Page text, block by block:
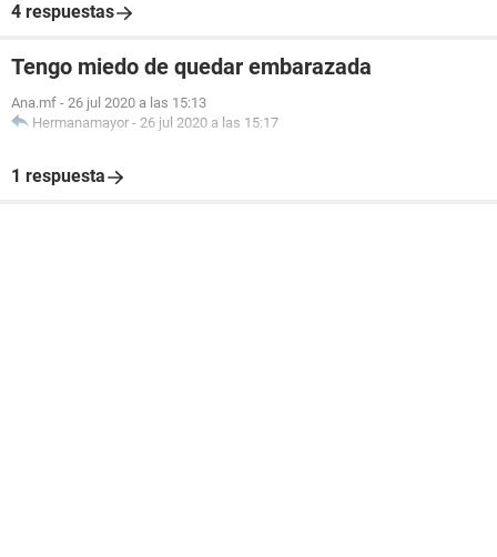
4 respuestas
Tengo miedo de quedar embarazada
Ana.mf - 26 jul 2020 a las 15:13
Hermanamayor - 26 jul 2020 a las 15:17
1 respuesta